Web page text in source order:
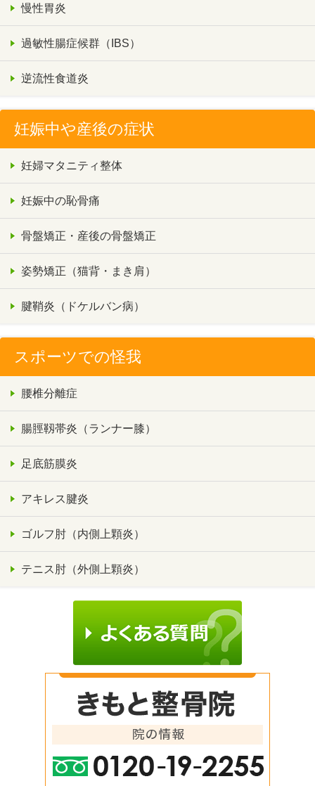
慢性胃炎
過敏性腸症候群（IBS）
逆流性食道炎
妊娠中や産後の症状
妊婦マタニティ整体
妊娠中の恥骨痛
骨盤矯正・産後の骨盤矯正
姿勢矯正（猫背・まき肩）
腱鞘炎（ドケルバン病）
スポーツでの怪我
腰椎分離症
腸脛靱帯炎（ランナー膝）
足底筋膜炎
アキレス腱炎
ゴルフ肘（内側上顆炎）
テニス肘（外側上顆炎）